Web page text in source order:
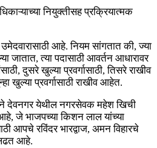
नियुक्तीसह प्रक्रियात्मक
उमेदवारासाठी आहे. नियम सांगतात की, ज्या
जातात, त्या पदासाठी आवर्तन आधारावर
दुसरे खुल्या प्रवर्गासाठी, तिसरे राखीव
खुल्या प्रवर्गासाठी राखीव आहेत.
देवनगर येथील नगरसेवक महेश खिची
जे भाजपच्या किशन लाल यांच्या
आपचे रविंदर भारद्वाज, अमन विहारचे
आहे.